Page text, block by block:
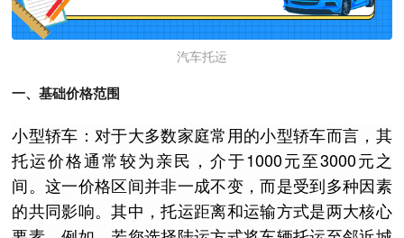
汽车托运
一、基础价格范围
小型轿车：对于大多数家庭常用的小型轿车而言，其
托运价格通常较为亲民，介于1000元至3000元之
间。这一价格区间并非一成不变，而是受到多种因素
的共同影响。其中，托运距离和运输方式是两大核心